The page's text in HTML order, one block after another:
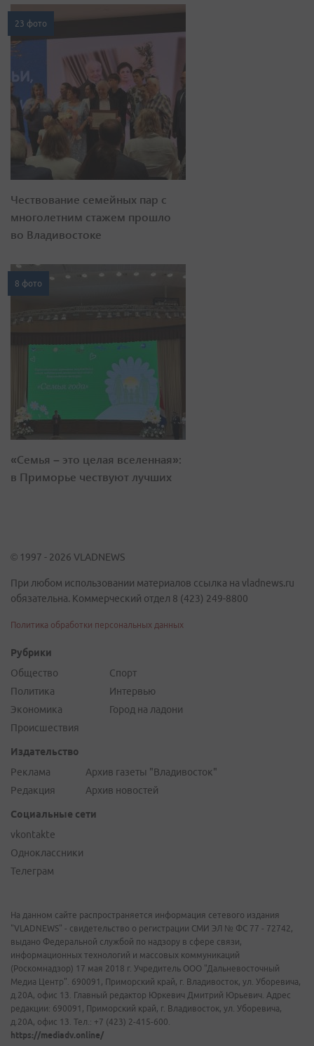
23 фото
Чествование семейных пар с
многолетним стажем прошло
во Владивостоке
8 фото
«Семья – это целая вселенная»:
в Приморье чествуют лучших
© 1997 - 2026 VLADNEWS
При любом использовании материалов ссылка на vladnews.ru
обязательна. Коммерческий отдел 8 (423) 249-8800
Политика обработки персональных данных
Рубрики
Общество
Политика
Экономика
Происшествия
Спорт
Интервью
Город на ладони
Издательство
Реклама
Редакция
Архив газеты "Владивосток"
Архив новостей
Социальные сети
vkontakte
Одноклассники
Телеграм
На данном сайте распространяется информация сетевого издания
"VLADNEWS" - свидетельство о регистрации СМИ ЭЛ № ФС 77 - 72742,
выдано Федеральной службой по надзору в сфере связи,
информационных технологий и массовых коммуникаций
(Роскомнадзор) 17 мая 2018 г. Учредитель ООО "Дальневосточный
Медиа Центр". 690091, Приморский край, г. Владивосток, ул. Уборевича,
д.20А, офис 13. Главный редактор Юркевич Дмитрий Юрьевич. Адрес
редакции: 690091, Приморский край, г. Владивосток, ул. Уборевича,
д.20А, офис 13. Тел.: +7 (423) 2-415-600.
https://mediadv.online/